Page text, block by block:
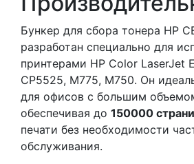
Бункер для сбора тонера HP
разработан специально для
принтерами HP Color LaserJet
CP5525, M775, M750. Он
для офисов с большим
обеспечивая до 150000
печати без необходимости
обслуживания.